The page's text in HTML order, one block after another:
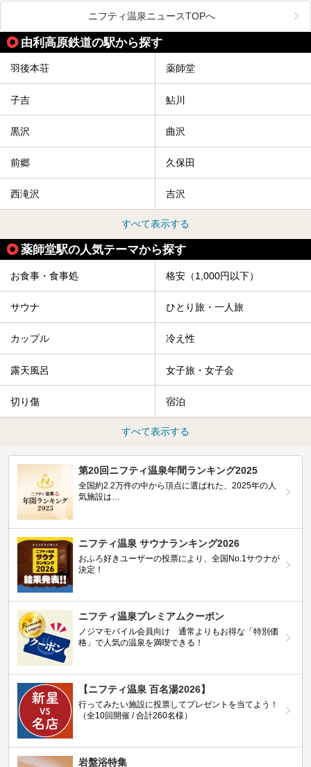
毎年8月3日から6日に行われる「秋田竿燈まつり」は、たく
さんの提灯をぶらさげた大きな竿燈を「ドッコイショ」の掛
け声にあわせて秋田駅周辺を練り歩きます。
竿燈の数は230本、１万個の提灯がまるで天の川のように連
なり、秋田の夜を照らします。
竿燈まつりを見た後は、秋田の温泉で骨休め。秋田美人を生
ニフティ温泉ニュースTOPへ
由利高原鉄道の駅から探す
羽後本荘 薬師堂
子吉 鮎川
黒沢 曲沢
前郷 久保田
西滝沢 吉沢
すべて表示する
薬師堂駅の人気テーマから探す
お食事・食事処 格安（1,000円以下）
サウナ ひとり旅・一人旅
カップル 冷え性
露天風呂 女子旅・女子会
切り傷 宿泊
すべて表示する
第20回ニフティ温泉年間ランキング2025
全国約2.2万件の中から頂点に選ばれた、2025年の人
気施設は…
ニフティ温泉 サウナランキング2026
おふろ好きユーザーの投票により、全国No.1サウナが
決定！
ニフティ温泉プレミアムクーポン
ノジマモバイル会員向け 通常よりもお得な「特別価
格」で人気の温泉を満喫できる！
【ニフティ温泉 百名湯2026】
行ってみたい施設に投票してプレゼントを当てよう！
（全10回開催 / 合計260名様）
岩盤浴特集